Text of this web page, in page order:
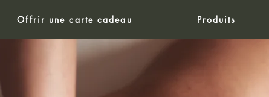
Offrir une carte cadeau Produits